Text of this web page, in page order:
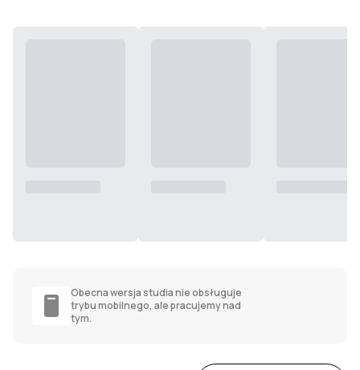
Obecna wersja studia nie obsługuje
trybu mobilnego, ale pracujemy nad
tym.